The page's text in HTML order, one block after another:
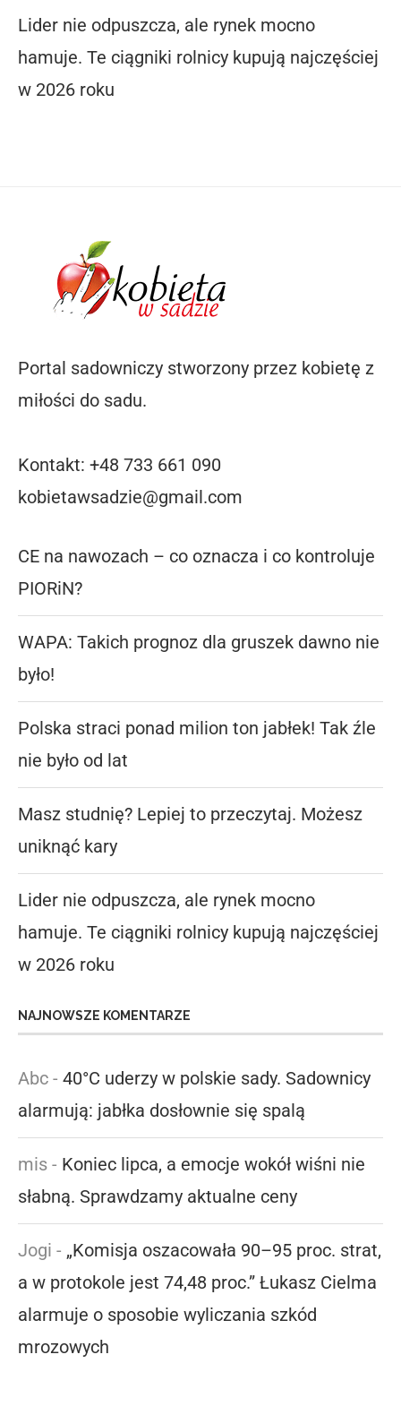
Lider nie odpuszcza, ale rynek mocno
hamuje. Te ciągniki rolnicy kupują najczęściej
w 2026 roku
Portal sadowniczy stworzony przez kobietę z
miłości do sadu.
Kontakt: +48 733 661 090
kobietawsadzie@gmail.com
CE na nawozach – co oznacza i co kontroluje
PIORiN?
WAPA: Takich prognoz dla gruszek dawno nie
było!
Polska straci ponad milion ton jabłek! Tak źle
nie było od lat
Masz studnię? Lepiej to przeczytaj. Możesz
uniknąć kary
Lider nie odpuszcza, ale rynek mocno
hamuje. Te ciągniki rolnicy kupują najczęściej
w 2026 roku
NAJNOWSZE KOMENTARZE
Abc - 40°C uderzy w polskie sady. Sadownicy
alarmują: jabłka dosłownie się spalą
mis - Koniec lipca, a emocje wokół wiśni nie
słabną. Sprawdzamy aktualne ceny
Jogi - „Komisja oszacowała 90–95 proc. strat,
a w protokole jest 74,48 proc.” Łukasz Cielma
alarmuje o sposobie wyliczania szkód
mrozowych